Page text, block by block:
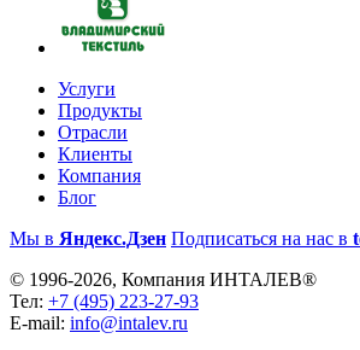
Услуги
Продукты
Отрасли
Клиенты
Компания
Блог
Мы в Яндекс.Дзен Подписаться на нас в
© 1996-2026, Компания ИНТАЛЕВ®
Тел: +7 (495) 223-27-93
E-mail: info@intalev.ru